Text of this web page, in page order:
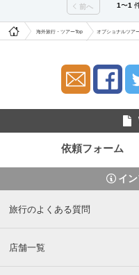
前へ 1〜1
海外旅行・ツアーTop オプショナルツア
依頼フォーム
イン
旅行のよくある質問
店舗一覧